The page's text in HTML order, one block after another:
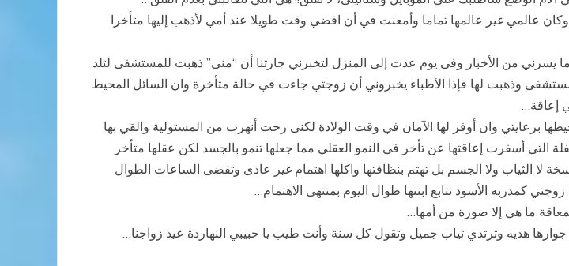
غير عالمها تماما وأمعنت في أن اقضي وقت طويلا عند أمي لأذهب إليها متأخرا
يسرني من الأخبار وفى يوم عدت إلى المنزل لتخبرني جارتنا أن “منى” ذهبت للمستشفى لتلد
وذهبت لها فإذا الأطباء يخبروني أن زوجتي جاءت في حالة متأخرة وان السائل المحيط
وان أوفر لها الآمان في وقت الولادة لكنى رحت أنهرب من المستولية والقي بها
التي أسفرت إعاقتها عن تأخر في النمو العقلي مما جعلها تنمو بالجسد لكن عقلها متأخر
لا الثياب ولا الجسم بل تهتم بنظافتها واكلها اهتمام غير عادى وتقضى الساعات الطوال
الأسود تتابع ابنتها طوال اليوم بمنتهى الاهتمام…
ما هي إلا صورة من أمها…
هديه وترتدي ثياب جميل وتقول كل سنة وأنت طيب يا حبيبي النهاردة عيد زواجنا…